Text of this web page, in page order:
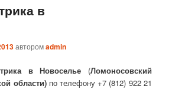
в
авторомadmin
в Новоселье (Ломоносовский
области)по телефону +7 (812) 922 21